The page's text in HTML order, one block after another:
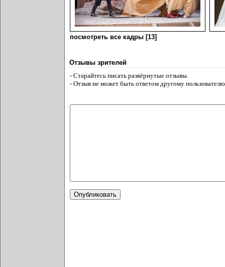
посмотреть все кадры [13]
Отзывы зрителей
- Старайтесь писать развёрнутые отзывы.
- Отзыв не может быть ответом другому